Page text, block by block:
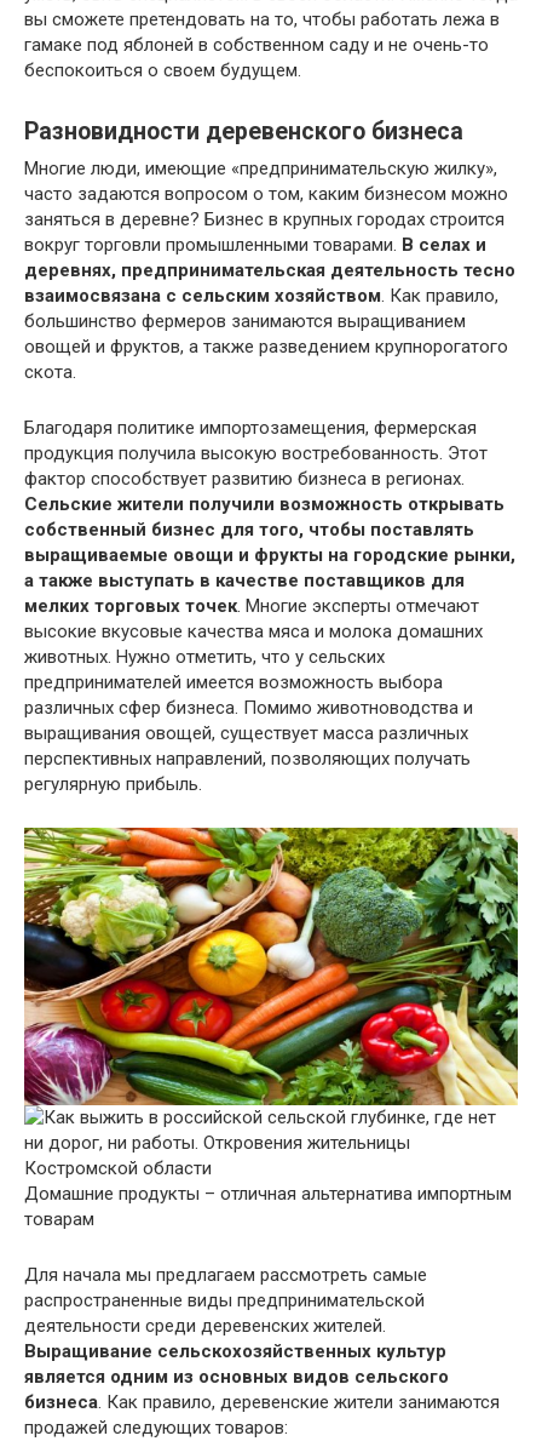
вы сможете претендовать на то, чтобы работать лежа в
гамаке под яблоней в собственном саду и не очень-то
беспокоиться о своем будущем.
Разновидности деревенского бизнеса
Многие люди, имеющие «предпринимательскую жилку»,
часто задаются вопросом о том, каким бизнесом можно
заняться в деревне? Бизнес в крупных городах строится
вокруг торговли промышленными товарами. В селах и
деревнях, предпринимательская деятельность тесно
взаимосвязана с сельским хозяйством. Как правило,
большинство фермеров занимаются выращиванием
овощей и фруктов, а также разведением крупнорогатого
скота.
Благодаря политике импортозамещения, фермерская
продукция получила высокую востребованность. Этот
фактор способствует развитию бизнеса в регионах.
Сельские жители получили возможность открывать
собственный бизнес для того, чтобы поставлять
выращиваемые овощи и фрукты на городские рынки,
а также выступать в качестве поставщиков для
мелких торговых точек. Многие эксперты отмечают
высокие вкусовые качества мяса и молока домашних
животных. Нужно отметить, что у сельских
предпринимателей имеется возможность выбора
различных сфер бизнеса. Помимо животноводства и
выращивания овощей, существует масса различных
перспективных направлений, позволяющих получать
регулярную прибыль.
Домашние продукты – отличная альтернатива импортным
товарам
Для начала мы предлагаем рассмотреть самые
распространенные виды предпринимательской
деятельности среди деревенских жителей.
Выращивание сельскохозяйственных культур
является одним из основных видов сельского
бизнеса. Как правило, деревенские жители занимаются
продажей следующих товаров: